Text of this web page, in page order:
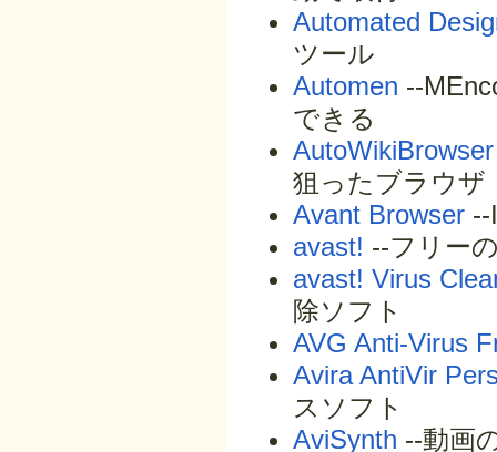
Automated
ツール
Automen --
できる
AutoWikiBrowser
狙ったブラウザ
Avant Browser
avast! --フリー
avast! Virus
除ソフト
AVG Anti-Virus
Avira AntiVir
スソフト
AviSynth --動画